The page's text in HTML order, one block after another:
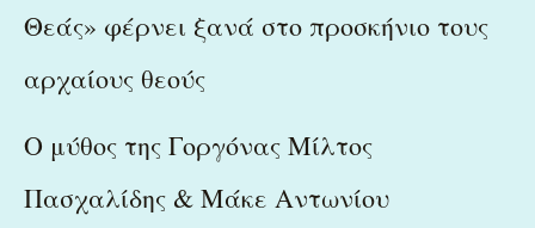
Θεάς» φέρνει ξανά στο προσκήνιο τους
αρχαίους θεούς
Ο μύθος της Γοργόνας Μίλτος
Πασχαλίδης & Μάκε Αντωνίου